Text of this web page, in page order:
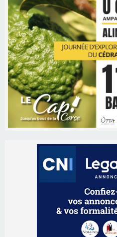
Les brèves
Ucciani – Marché des